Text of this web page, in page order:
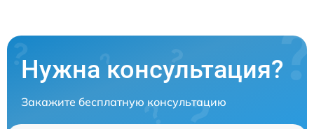
Нужна консультация?
Закажите бесплатную консультацию